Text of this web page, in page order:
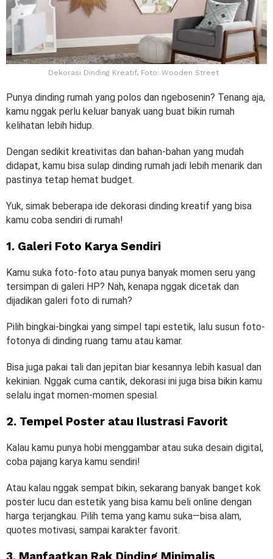
Dekorasi Dinding Kreatif, Foto: Wooden Street
Punya dinding rumah yang polos dan ngebosenin? Tenang aja,
kamu nggak perlu keluar banyak uang buat bikin rumah
kelihatan lebih hidup.
Dengan sedikit kreativitas dan bahan-bahan yang mudah
didapat, kamu bisa sulap dinding rumah jadi lebih menarik dan
pastinya tetap hemat budget.
Yuk, simak beberapa ide dekorasi dinding kreatif yang bisa
kamu coba sendiri di rumah!
1. Galeri Foto Karya Sendiri
Kamu suka foto-foto atau punya banyak momen seru yang
tersimpan di galeri HP? Nah, kenapa nggak dicetak dan
dijadikan galeri foto di rumah?
Pilih bingkai-bingkai yang simpel tapi estetik, lalu susun foto-
fotonya di dinding ruang tamu atau kamar.
Bisa juga pakai tali dan jepitan biar kesannya lebih kasual dan
kekinian. Nggak cuma cantik, dekorasi ini juga bisa bikin kamu
selalu ingat momen-momen spesial.
2. Tempel Poster atau Ilustrasi Favorit
Kalau kamu punya hobi menggambar atau suka desain digital,
coba pajang karya kamu sendiri!
Atau kalau nggak sempat bikin, sekarang banyak banget kok
poster lucu dan estetik yang bisa kamu beli online dengan
harga terjangkau. Pilih tema yang kamu suka—bisa alam,
quotes motivasi, sampai karakter favorit.
3. Manfaatkan Rak Dinding Minimalis